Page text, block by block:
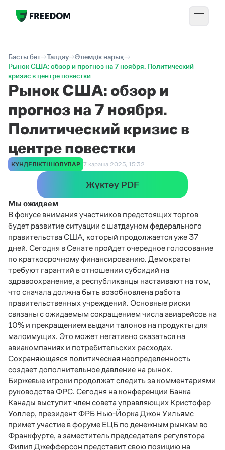
Басты бет Талдау
Әлемдік нарық
Рынок США: обзор и прогноз на 7 ноября. Политический
кризис в центре повестки
Рынок США: обзор и
прогноз на 7 ноября.
Политический кризис в
центре повестки
КҮНДЕЛІКТІ ШОЛУЛАР 7 қараша 2025, 15:32
Жүктеу PDF
Мы ожидаем
В фокусе внимания участников предстоящих торгов
будет развитие ситуации с шатдауном федерального
правительства США, который продолжается уже 37
дней. Сегодня в Сенате пройдет очередное голосование
по краткосрочному финансированию. Демократы
требуют гарантий в отношении субсидий на
здравоохранение, а республиканцы настаивают на том,
что сначала должна быть возобновлена работа
правительственных учреждений. Основные риски
связаны с ожидаемым сокращением числа авиарейсов на
10% и прекращением выдачи талонов на продукты для
малоимущих. Это может негативно сказаться на
авиакомпаниях и потребительских расходах.
Сохраняющаяся политическая неопределенность
создает дополнительное давление на рынок.
Биржевые игроки продолжат следить за комментариями
руководства ФРС. Сегодня на конференции Банка
Канады выступит член совета управляющих Кристофер
Уоллер, президент ФРБ Нью-Йорка Джон Уильямс
примет участие в форуме ЕЦБ по денежным рынкам во
Франкфурте, а заместитель председателя регулятора
Филип Джефферсон представит свою позицию на